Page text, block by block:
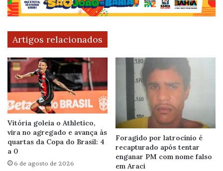
Artigos relacionados
Vitória goleia o Athletico,
vira no agregado e avança às
quartas da Copa do Brasil: 4
a 0
6 de agosto de 2026
Foragido por latrocínio é
recapturado após tentar
enganar PM com nome falso
em Araci